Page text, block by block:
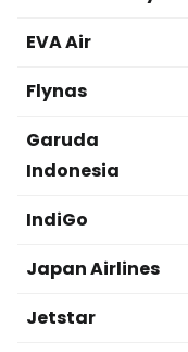
EVA Air
Flynas
Garuda
Indonesia
IndiGo
Japan Airlines
Jetstar